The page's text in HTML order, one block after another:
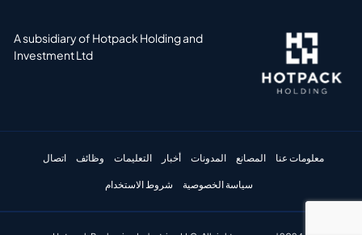
A subsidiary of Hotpack Holding and
Investment Ltd
معلومات عنا المصانع المدونات أخبار التعليمات وظائف اتصال
سياسة الخصوصية شروط الاستخدام